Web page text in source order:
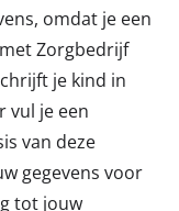
omdat je een
Zorgbedrijf
je kind in
vul je een
van deze
gegevens voor
tot jouw